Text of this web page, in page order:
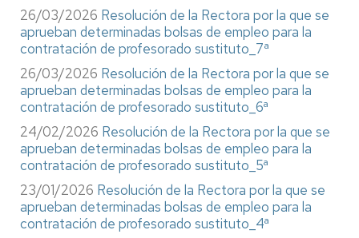
26/03/2026 Resolución de la Rectora por la que se
aprueban determinadas bolsas de empleo para la
contratación de profesorado sustituto_7ª
26/03/2026 Resolución de la Rectora por la que se
aprueban determinadas bolsas de empleo para la
contratación de profesorado sustituto_6ª
24/02/2026 Resolución de la Rectora por la que se
aprueban determinadas bolsas de empleo para la
contratación de profesorado sustituto_5ª
23/01/2026 Resolución de la Rectora por la que se
aprueban determinadas bolsas de empleo para la
contratación de profesorado sustituto_4ª